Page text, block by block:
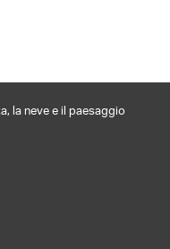
la neve e il paesaggio